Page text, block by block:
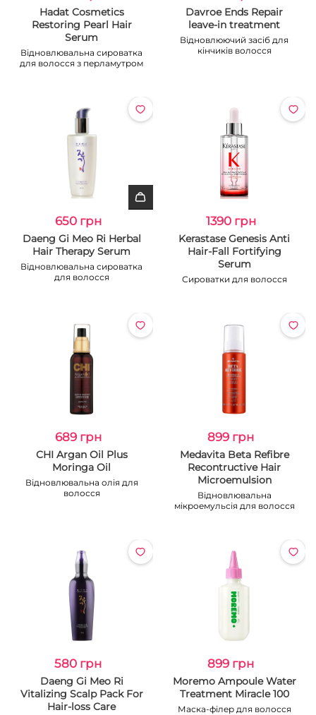
Hadat Cosmetics
Restoring Pearl Hair
Serum
Відновлювальна сироватка
для волосся з перламутром
Davroe Ends Repair
leave-in treatment
Відновлюючий засіб для
кінчиків волосся
650 грн
Daeng Gi Meo Ri Herbal
Hair Therapy Serum
Відновлювальна сироватка
для волосся
1390 грн
Kerastase Genesis Anti
Hair-Fall Fortifying
Serum
Сироватки для волосся
689 грн
CHI Argan Oil Plus
Moringa Oil
Відновлювальна олія для
волосся
899 грн
Medavita Beta Refibre
Recontructive Hair
Microemulsion
Відновлювальна
мікроемульсія для волосся
580 грн
Daeng Gi Meo Ri
Vitalizing Scalp Pack For
Hair-loss Care
899 грн
Moremo Ampoule Water
Treatment Miracle 100
Маска-філер для волосся